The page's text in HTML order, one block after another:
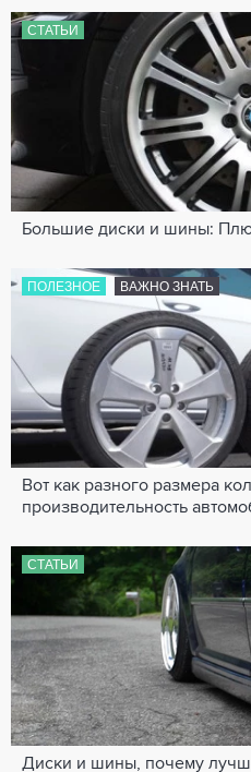
СТАТЬИ
Большие диски и шины:
ПОЛЕЗНОЕ ВАЖНО ЗНАТЬ
Вот как разного размера
производительность
СТАТЬИ
Диски и шины, почему